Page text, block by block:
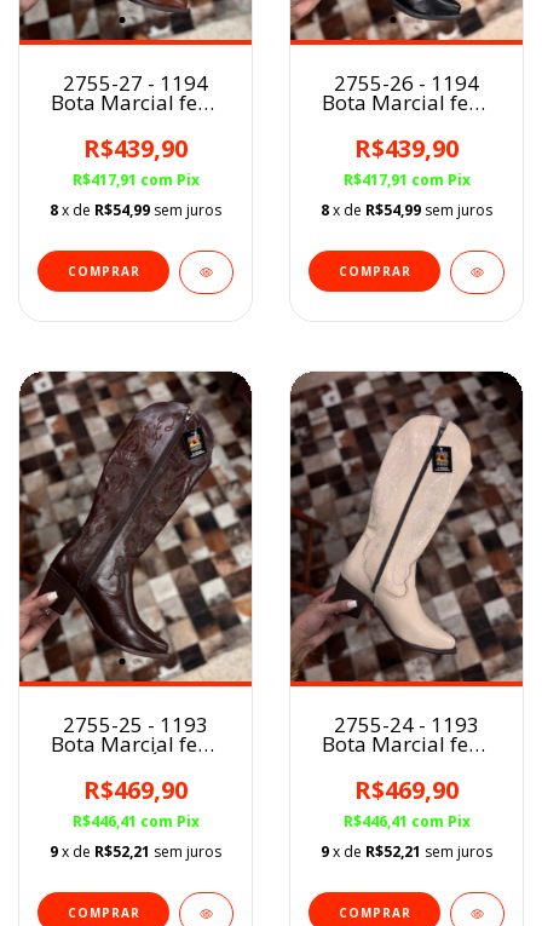
2755-27 - 1194
Bota Marcial fem.
R$439,90
R$417,91 com Pix
8x de R$54,99 sem juros
COMPRAR
2755-26 - 1194
Bota Marcial fem.
R$439,90
R$417,91 com Pix
8x de R$54,99 sem juros
COMPRAR
2755-25 - 1193
Bota Marcial fem.
CAFÉ
R$469,90
R$446,41 com Pix
9x de R$52,21 sem juros
COMPRAR
2755-24 - 1193
Bota Marcial fem.
R$469,90
R$446,41 com Pix
9x de R$52,21 sem juros
COMPRAR